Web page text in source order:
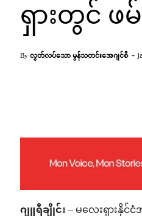
တရားမဝင်အလုပ်သမာများဖမ်းဆီးခံထားရပုံ
ရှားတွင် ဖ
By လွတ်လပ်သော မွန်သတင်းအေဂျင်စီ -
ဂျူရီချိုင်း– မလေးရှားနို